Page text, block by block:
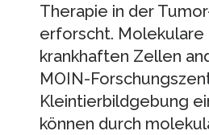
Therapie in der
erforscht. Molekulare
krankhaften Zellen
MOIN-
Kleintierbildgebung
können durch